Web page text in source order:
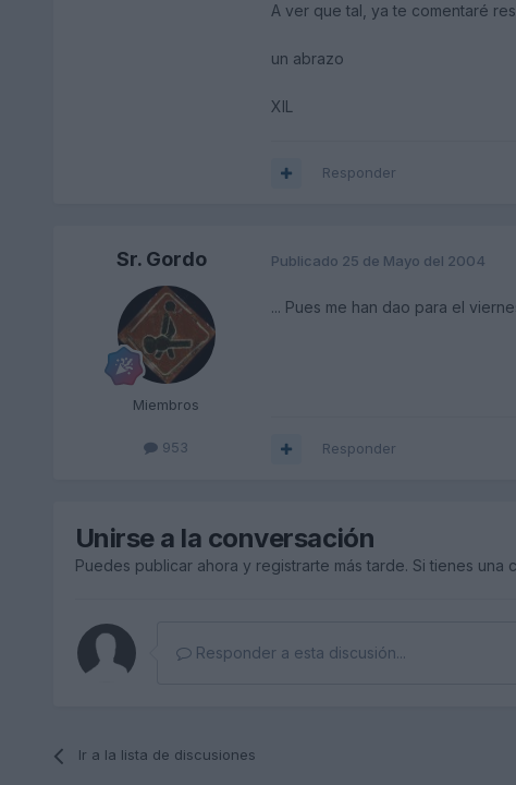
A ver que tal, ya te comentaré
un abrazo
XIL
Responder
Sr. Gordo
Miembros
953
Publicado 25 de Mayo del 2004
... Pues me han dao para el
Responder
Unirse a la conversación
Puedes publicar ahora y registrarte más tarde. Si tienes una
Responder a esta discusión...
Ir a la lista de discusiones